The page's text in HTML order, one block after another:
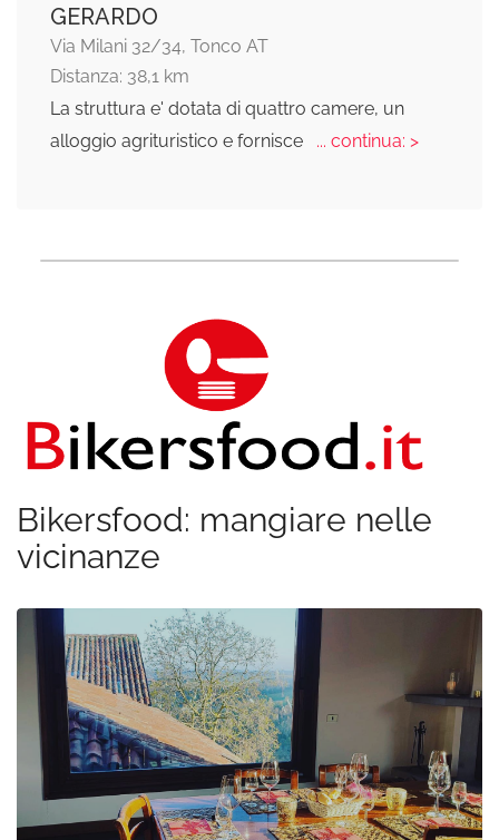
GERARDO
Via Milani 32/34, Tonco AT
Distanza: 38,1 km
La struttura e' dotata di quattro camere, un
alloggio agrituristico e fornisce
... continua: >
Bikersfood: mangiare nelle
vicinanze